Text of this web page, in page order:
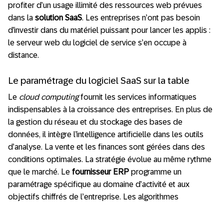
profiter d’un usage illimité des ressources web prévues
dans la solution SaaS. Les entreprises n’ont pas besoin
d’investir dans du matériel puissant pour lancer les applis :
le serveur web du logiciel de service s’en occupe à
distance.
Le paramétrage du logiciel SaaS sur la table
Le cloud computingfournit les services informatiques
indispensables à la croissance des entreprises. En plus de
la gestion du réseau et du stockage des bases de
données, il intègre l’intelligence artificielle dans les outils
d’analyse. La vente et les finances sont gérées dans des
conditions optimales. La stratégie évolue au même rythme
que le marché. Le fournisseur ERP programme un
paramétrage spécifique au domaine d’activité et aux
objectifs chiffrés de l’entreprise. Les algorithmes